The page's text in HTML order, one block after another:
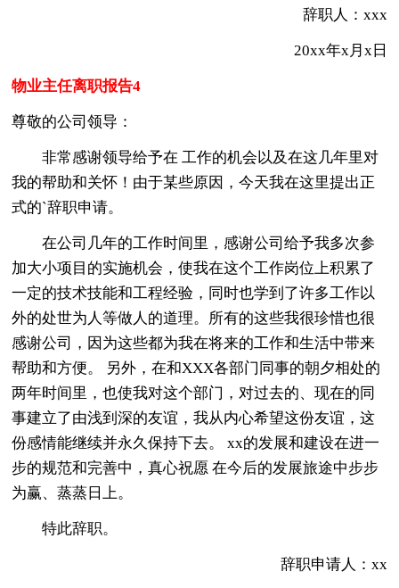
辞职人：xxx
20xx年x月x日
物业主任离职报告4
尊敬的公司领导：
非常感谢领导给予在 工作的机会以及在这几年里对
我的帮助和关怀！由于某些原因，今天我在这里提出正
式的`辞职申请。
在公司几年的工作时间里，感谢公司给予我多次参
加大小项目的实施机会，使我在这个工作岗位上积累了
一定的技术技能和工程经验，同时也学到了许多工作以
外的处世为人等做人的道理。所有的这些我很珍惜也很
感谢公司，因为这些都为我在将来的工作和生活中带来
帮助和方便。 另外，在和XXX各部门同事的朝夕相处的
两年时间里，也使我对这个部门，对过去的、现在的同
事建立了由浅到深的友谊，我从内心希望这份友谊，这
份感情能继续并永久保持下去。 xx的发展和建设在进一
步的规范和完善中，真心祝愿 在今后的发展旅途中步步
为赢、蒸蒸日上。
特此辞职。
辞职申请人：xx